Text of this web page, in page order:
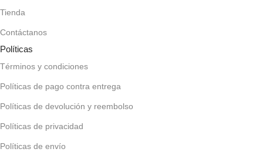
Tienda
Contáctanos
Políticas
Términos y condiciones
Políticas de pago contra entrega
Políticas de devolución y reembolso
Políticas de privacidad
Políticas de envío